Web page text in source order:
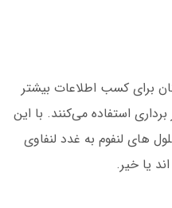
برای کسب اطلاعات بیشتر
استفاده می‌کنند. با این
های لنفوم به غدد لنفاوی
یا خیر.